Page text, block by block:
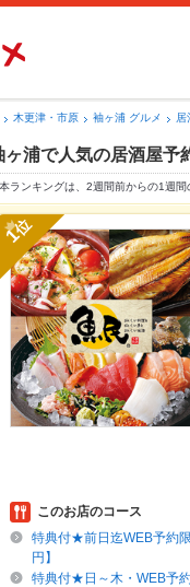
木更津・市原 袖ヶ浦 グルメ 居
ヶ浦で人気の居酒屋予
ランキングは、2週間前からの1週
1
位
このお店のコース
特典付★前日迄WEB予約
円】
特典付★日～木・WEB予